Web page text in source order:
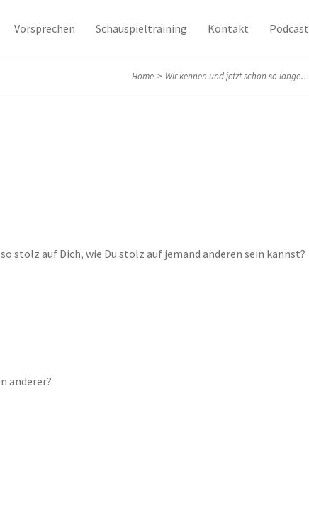
Vorsprechen Schauspieltraining Kontakt Podcast
Home > Wir kennen und jetzt schon so lange…
stolz auf Dich, wie Du stolz auf jemand anderen sein kannst?
anderer?